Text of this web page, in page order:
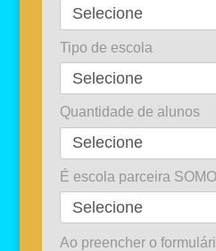
Tipo de escola
Quantidade de alunos
É escola parceira
Ao preencher o